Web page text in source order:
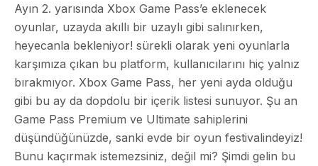
Ayın 2. yarısında Xbox Game Pass’e eklenecek
oyunlar, uzayda akıllı bir uzaylı gibi salınırken,
heyecanla bekleniyor! sürekli olarak yeni oyunlarla
karşımıza çıkan bu platform, kullanıcılarını hiç yalnız
bırakmıyor. Xbox Game Pass, her yeni ayda olduğu
gibi bu ay da dopdolu bir içerik listesi sunuyor. Şu an
Game Pass Premium ve Ultimate sahiplerini
düşündüğünüzde, sanki evde bir oyun festivalindeyiz!
Bunu kaçırmak istemezsiniz, değil mi? Şimdi gelin bu